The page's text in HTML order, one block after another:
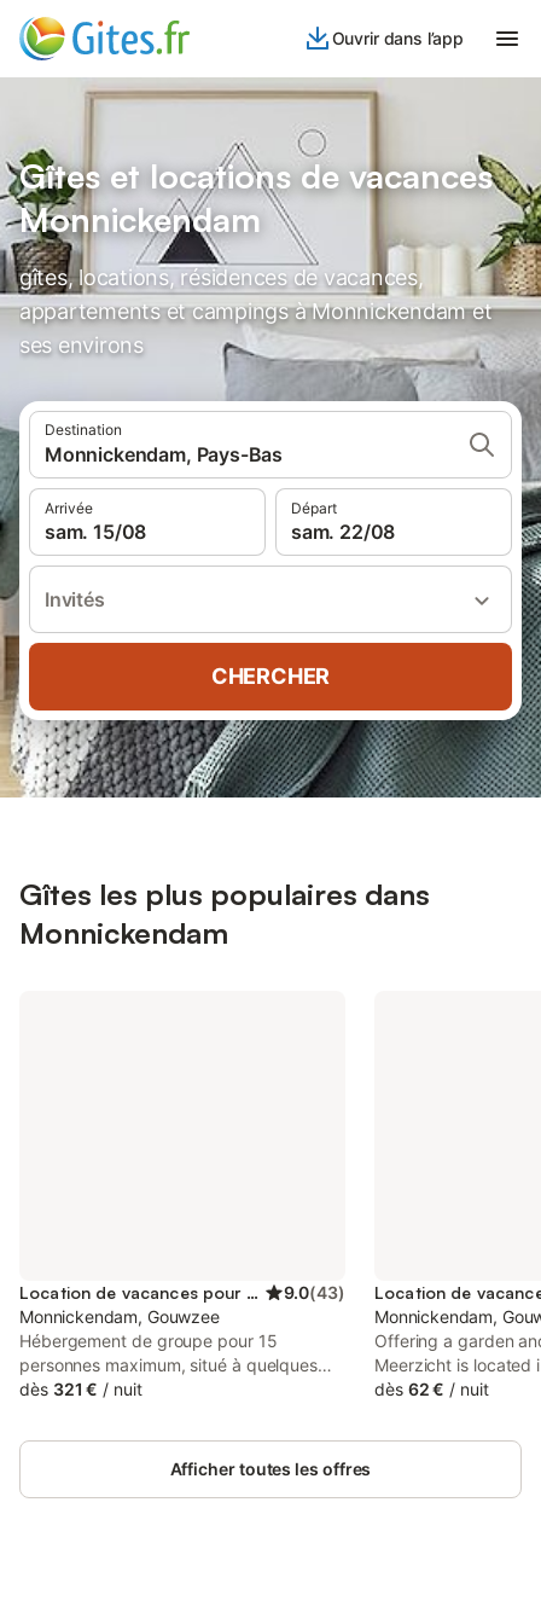
Ouvrir dans l’app
Gîtes et locations de vacances
Monnickendam
gîtes, locations, résidences de vacances,
appartements et campings à Monnickendam et
ses environs
Destination
Monnickendam, Pays-Bas
Arrivée
sam. 15/08
Départ
sam. 22/08
Invités
CHERCHER
Gîtes les plus populaires dans
Monnickendam
Location de vacances pour 15 personnes 9.0(43)
Monnickendam, Gouwzee
Hébergement de groupe pour 15
personnes maximum, situé à quelques
kilomètres d'Amsterdam. Bienvenue dans
traite des vaches ou au nourrissage des
agneaux au printemps. Une maison de
dès 321 € / nuit
Monnickendam,
Offering a garden
Meerzicht is located
14 km from A'DAM
offers access to a
dès 62 € / nuit
Afficher toutes les offres